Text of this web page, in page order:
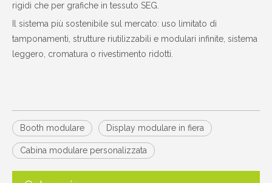
rigidi che per grafiche in tessuto SEG.
Il sistema più sostenibile sul mercato: uso limitato di
tamponamenti, strutture riutilizzabili e modulari infinite, sistema
leggero, cromatura o rivestimento ridotti.
Booth modulare Display modulare in fiera
Cabina modulare personalizzata